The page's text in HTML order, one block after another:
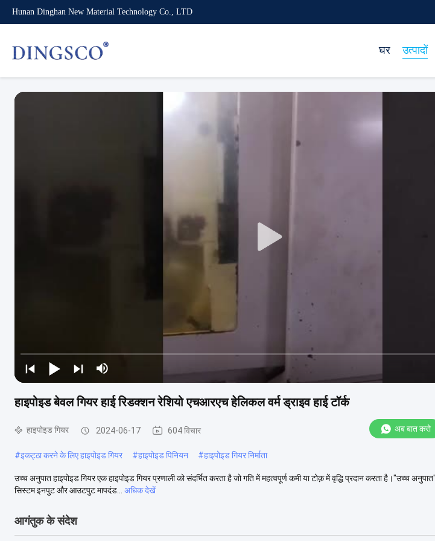
Hunan Dinghan New Material Technology Co., LTD
घर उत्पादों
हाइपोइड बेवल गियर हाई रिडक्शन रेशियो एचआरएच हेलिकल वर्म ड्राइव हाई टॉर्क
हाइपोइड गियर 2024-06-17 604 विचार अब बात करो
#इकट्ठा करने के लिए हाइपोइड गियर #हाइपोइड पिनियन #हाइपोइड गियर निर्माता
उच्च अनुपात हाइपोइड गियर एक हाइपोइड गियर प्रणाली को संदर्भित करता है जो गति में महत्वपूर्ण कमी या टोक़ में वृद्धि प्रदान करता है।"उच्च
सिस्टम इनपुट और आउटपुट मापदंड...
अधिक देखें
आगंतुक के संदेश